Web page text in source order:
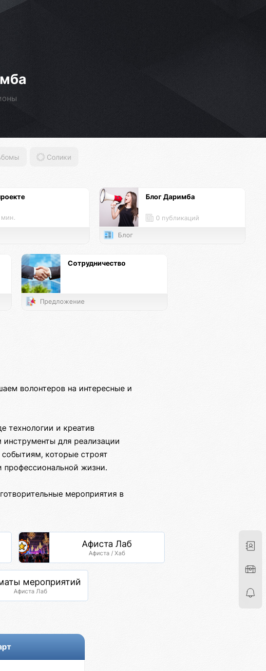
Солики
мин.
Блог Даримба
0 публикаций
Блог
Сотрудничество
Предложение
волонтеров на интересные и
технологии и креатив
для реализации
которые строят
профессиональной жизни.
мероприятия в
Афиста Лаб
Афиста / Хаб
мероприятий
Афиста Лаб